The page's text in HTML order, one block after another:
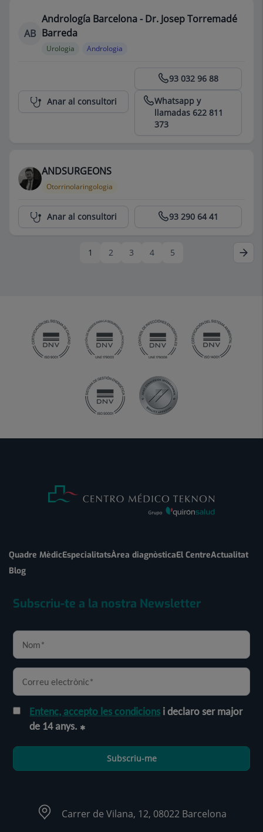
AB
Andrología Barcelona - Dr. Josep Torremadé
Barreda
Urologia Andrologia
93 032 96 88
Whatsapp y
llamadas 622 811
373
Anar al consultori
ANDSURGEONS
Otorrinolaringologia
Centro Médico Teknon 93 290 64 41
Anar al consultori
1 2 3 4 5
Quadre MèdicEspecialitatsÀrea diagnòsticaEl CentreActualitat
Blog
Subscriu-te a la nostra Newsletter
Entenc, accepto les condicions i declaro ser major
de 14 anys.
Subscriu-me
Carrer de Vilana, 12, 08022 Barcelona